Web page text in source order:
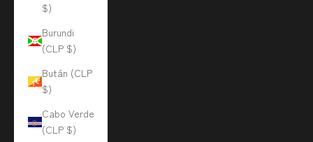
$)
Burundi
(CLP $)
Bután (CLP
$)
Cabo Verde
(CLP $)